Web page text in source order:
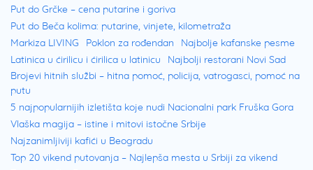
Put do Grčke – cena putarine i goriva
Put do Beča kolima: putarine, vinjete, kilometraža
Markiza LIVING
Poklon za rođendan
Najbolje kafanske pesme
Latinica u ćirilicu i ćirilica u latinicu
Najbolji restorani Novi Sad
Brojevi hitnih službi – hitna pomoć, policija, vatrogasci, pomoć na
putu
5 najpopularnijih izletišta koje nudi Nacionalni park Fruška Gora
Vlaška magija – istine i mitovi istočne Srbije
Najzanimljiviji kafići u Beogradu
Top 20 vikend putovanja – Najlepša mesta u Srbiji za vikend